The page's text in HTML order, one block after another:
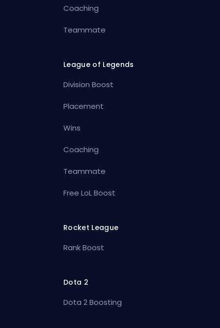
Coaching
Teammate
League of Legends
Division Boost
Placement
Wins
Coaching
Teammate
Free LoL Boost
Rocket League
Rank Boost
Dota 2
Dota 2 Boosting